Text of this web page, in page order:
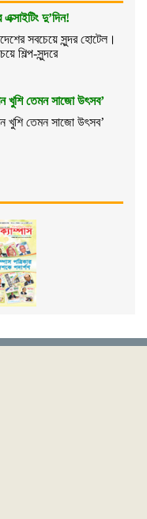
এক্সাইটিং দু’দিন!
সবচেয়ে সুন্দর হোটেল।
শিল্প-সুন্দরে
খুশি তেমন সাজো উৎসব’
খুশি তেমন সাজো উৎসব’